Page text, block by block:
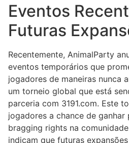
Eventos
Futuras
Recentemente, AnimalParty
eventos temporários que
jogadores de maneiras nunca
um torneio global que está
parceria com 3191.com. Este
jogadores a chance de ganhar
bragging rights na
indicam que futuras